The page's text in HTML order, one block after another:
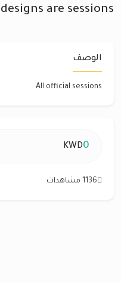
are sessions
الوصف
All official sessions
0
KWD
1136 مشاهدات